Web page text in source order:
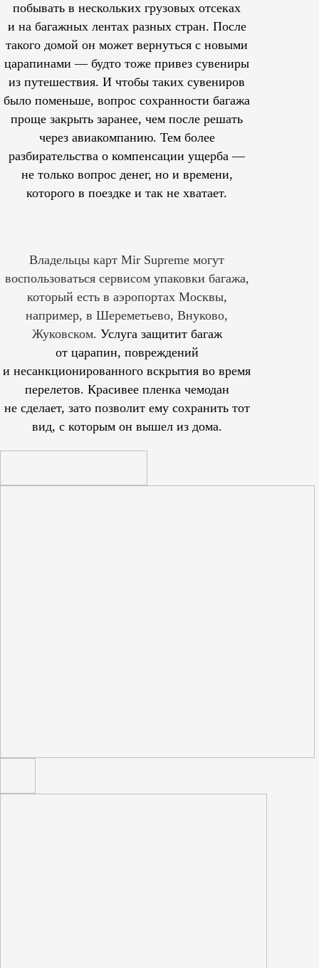
побывать в нескольких грузовых отсеках
и на багажных лентах разных стран. После
такого домой он может вернуться с новыми
царапинами — будто тоже привез сувениры
из путешествия. И чтобы таких сувениров
было поменьше, вопрос сохранности багажа
проще закрыть заранее, чем после решать
через авиакомпанию. Тем более
разбирательства о компенсации ущерба —
не только вопрос денег, но и времени,
которого в поездке и так не хватает.
Владельцы карт Mir Supreme могут
воспользоваться сервисом упаковки багажа,
который есть в аэропортах Москвы,
например, в Шереметьево, Внуково,
Жуковском. Услуга защитит багаж
от царапин, повреждений
и несанкционированного вскрытия во время
перелетов. Красивее пленка чемодан
не сделает, зато позволит ему сохранить тот
вид, с которым он вышел из дома.